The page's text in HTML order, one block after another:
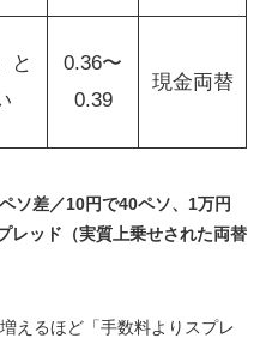
と
0.36〜
0.39
現金両替
ソ差／10円で40ペソ、1万円
レッド（実質上乗せされた両替
えるほど「手数料よりスプレ